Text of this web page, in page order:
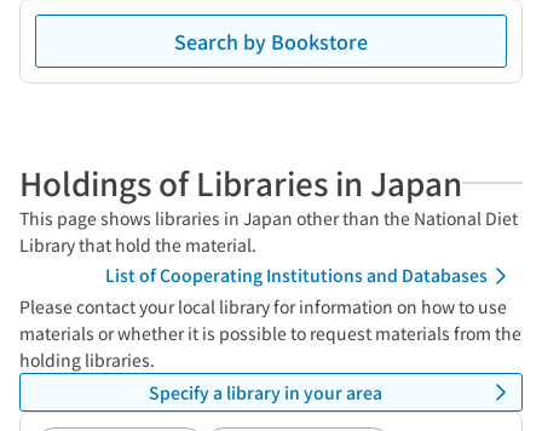
Search by Bookstore
Holdings of Libraries in Japan
This page shows libraries in Japan other than the National Diet
Library that hold the material.
List of Cooperating Institutions and Databases
Please contact your local library for information on how to use
materials or whether it is possible to request materials from the
holding libraries.
Specify a library in your area